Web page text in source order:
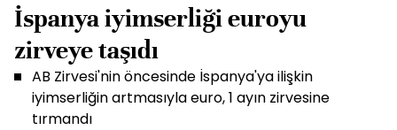
İspanya iyimserliği euroyu
zirveye taşıdı
AB Zirvesi'nin öncesinde İspanya'ya ilişkin
iyimserliğin artmasıyla euro, 1 ayın zirvesine
tırmandı